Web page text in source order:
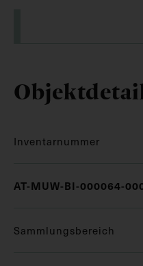
Inventarnummer
AT-MUW-BI-000064-
Sammlungsbereich